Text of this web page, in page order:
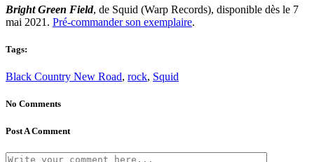
Bright Green Field, de Squid (Warp Records), disponible dès le 7
mai 2021. Pré-commander son exemplaire.
Tags:
Black Country New Road, rock, Squid
No Comments
Post A Comment